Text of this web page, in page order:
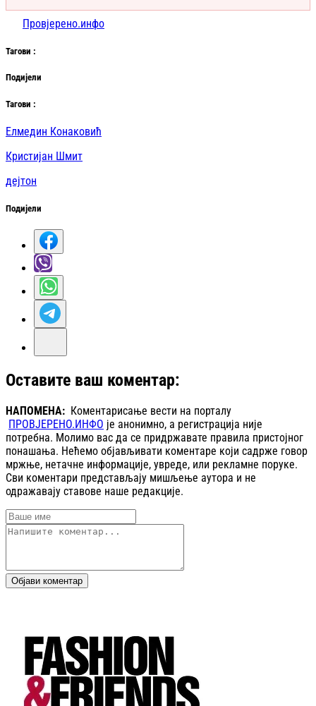
Провјерено.инфо
Тагови :
Подијели
Тагови :
Елмедин Конаковић
Кристијан Шмит
дејтон
Подијели
Оставите ваш коментар:
НАПОМЕНА: Коментарисање вести на порталу
ПРОВЈЕРЕНО.ИНФО је анонимно, а регистрација није
потребна. Молимо вас да се придржавате правила пристојног
понашања. Нећемо објављивати коментаре који садрже говор
мржње, нетачне информације, увреде, или рекламне поруке.
Сви коментари представљају мишљење аутора и не
одражавају ставове наше редакције.
Објави коментар